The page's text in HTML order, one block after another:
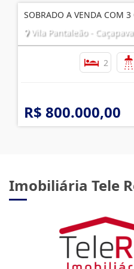
SOBRADO A VENDA COM 3
Vila Pantaleão - Caçapava
2
R$ 800.000,00
Imobiliária Tele